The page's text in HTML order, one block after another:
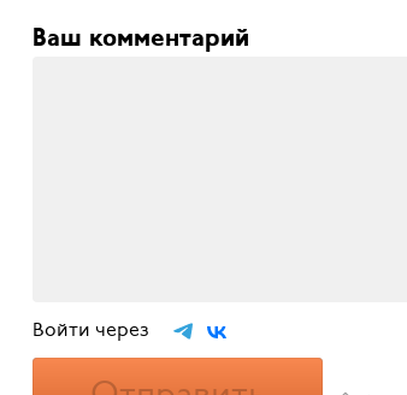
Ваш комментарий
Войти через